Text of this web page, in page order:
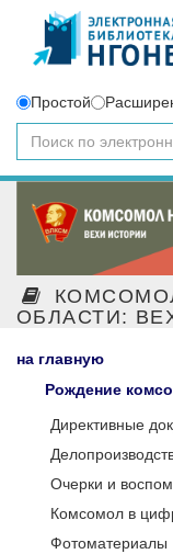
Простой
ОБЛАСТИ:
на главную
Рождение
Директивные
Очерки и
Комсомол в
Фотоматериалы